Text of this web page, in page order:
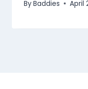
ByBaddies April